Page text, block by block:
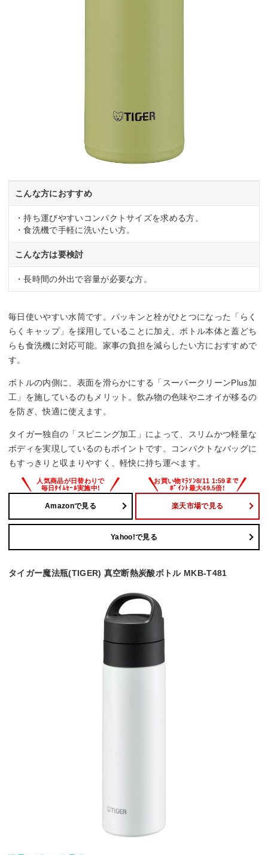
こんな方におすすめ
・持ち運びやすいコンパクトサイズを求める方。
・食洗機で手軽に洗いたい方。
こんな方は要検討
・長時間の外出で容量が必要な方。
毎日使いやすい水筒です。パッキンと栓がひとつになった「らく
らくキャップ」を採用していることに加え、ボトル本体と蓋どち
らも食洗機に対応可能。家事の負担を減らしたい方におすすめで
す。
ボトルの内側に、表面を滑らかにする「スーパークリーンPlus加
工」を施しているのもメリット。飲み物の色味やニオイが移るの
を防ぎ、快適に使えます。
タイガー独自の「スピニング加工」によって、スリムかつ軽量な
ボディを実現しているのもポイントです。コンパクトなバッグに
もすっきりと収まりやすく、軽快に持ち運べます。
Amazonで見る 楽天市場で見る
Yahoo!で見る
タイガー魔法瓶(TIGER) 真空断熱炭酸ボトル MKB-T481